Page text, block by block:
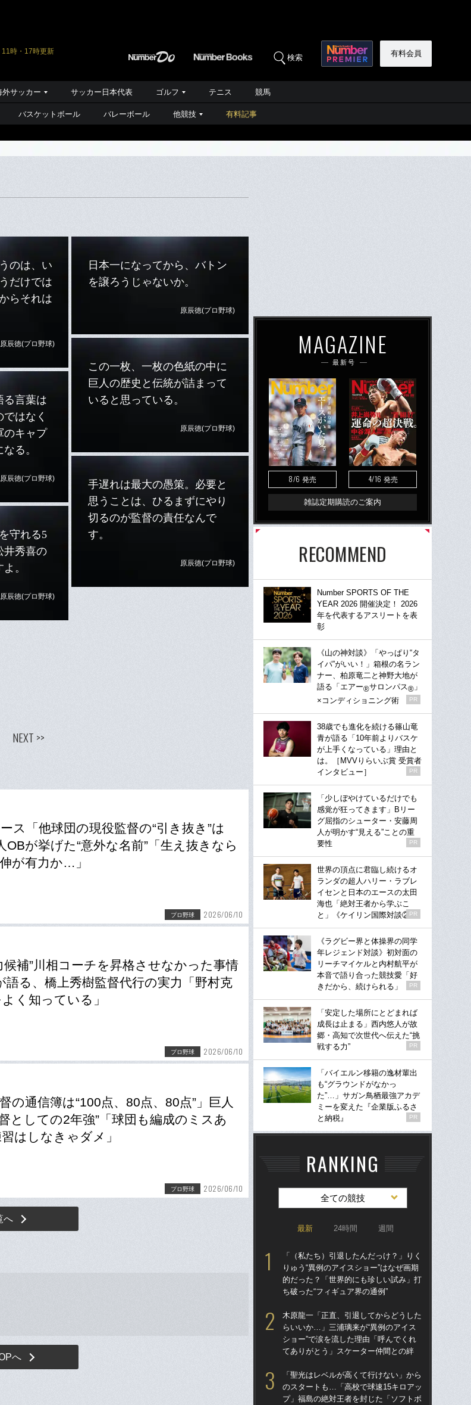
11時・17時更新
検索 有料会員
外サッカー サッカー日本代表 ゴルフ テニス 競馬
バスケットボール バレーボール 他競技 有料記事
のは、い
だけでは
らそれは
原辰徳(プロ野球)
日本一になってから、バトン
を譲ろうじゃないか。
原辰徳(プロ野球)
る言葉は
はなく
のキャプ
る。
原辰徳(プロ野球)
この一枚、一枚の色紙の中に
巨人の歴史と伝統が詰まって
いると思っている。
原辰徳(プロ野球)
守れる5
井秀喜の
。
原辰徳(プロ野球)
手遅れは最大の愚策。必要と
思うことは、ひるまずにやり
切るのが監督の責任なんで
す。
原辰徳(プロ野球)
NEXT >>
ス「他球団の現役監督の“引き抜き”は
OBが挙げた“意外な名前”「生え抜きなら
が有力か…」
プロ野球 2026/06/10
候補”川相コーチを昇格させなかった事情
る、橋上秀樹監督代行の実力「野村克
く知っている」
プロ野球 2026/06/10
の通信簿は“100点、80点、80点”」巨人
としての2年強”「球団も編成のミスあ
はしなきゃダメ」
プロ野球 2026/06/10
へ
へ
MAGAZINE
最新号
8/6 発売 4/16 発売
雑誌定期購読のご案内
RECOMMEND
Number SPORTS OF THE
YEAR 2026 開催決定！ 2026
年を代表するアスリートを表
彰
《山の神対談》「やっぱり“タ
イパ”がいい！」箱根の名ラン
ナー、柏原竜二と神野大地が
語る「エアー®サロンパス® 」
×コンディショニング術
PR
38歳でも進化を続ける篠山竜
青が語る「10年前よりバスケ
が上手くなっている」理由と
は。［MVVりらいぶ賞 受賞者
インタビュー］
PR
「少しぼやけているだけでも
感覚が狂ってきます」Bリー
グ屈指のシューター・安藤周
人が明かす“見える”ことの重
要性
PR
世界の頂点に君臨し続けるオ
ランダの超人ハリー・ラブレ
イセンと日本のエースの太田
海也「絶対王者から学ぶこ
と」《ケイリン国際対談②》
PR
《ラグビー界と体操界の同学
年レジェンド対談》初対面の
リーチマイケルと内村航平が
本音で語り合った競技愛「好
きだから、続けられる」
PR
「安定した場所にとどまれば
成長は止まる」西内悠人が故
郷・高知で次世代へ伝えた“挑
戦する力”
PR
「バイエルン移籍の逸材輩出
も“グラウンドがなかっ
た”…」サガン鳥栖最強アカデ
ミーを変えた『企業版ふるさ
と納税』
PR
RANKING
全ての競技
最新 24時間 週間
「（私たち）引退したんだっけ？」りく
りゅう“異例のアイスショー”はなぜ画期
的だった？「世界的にも珍しい試み」打
ち破った“フィギュア界の通例”
木原龍一「正直、引退してからどうした
らいいか…」三浦璃来が“異例のアイス
ショー”で涙を流した理由「呼んでくれ
てありがとう」スケーター仲間との絆
「聖光はレベルが高くて行けない」から
のスタートも…「高校で球速15キロアッ
プ」福島の絶対王者を封じた「ソフトボ